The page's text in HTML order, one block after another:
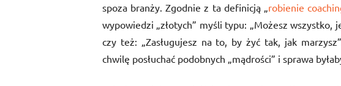
spoza branży. Zgodnie z ta definicją „robienie
wypowiedzi „złotych” myśli typu: „Możesz wszystko,
czy też: „Zasługujesz na to, by żyć tak, jak
chwilę posłuchać podobnych „mądrości” i sprawa